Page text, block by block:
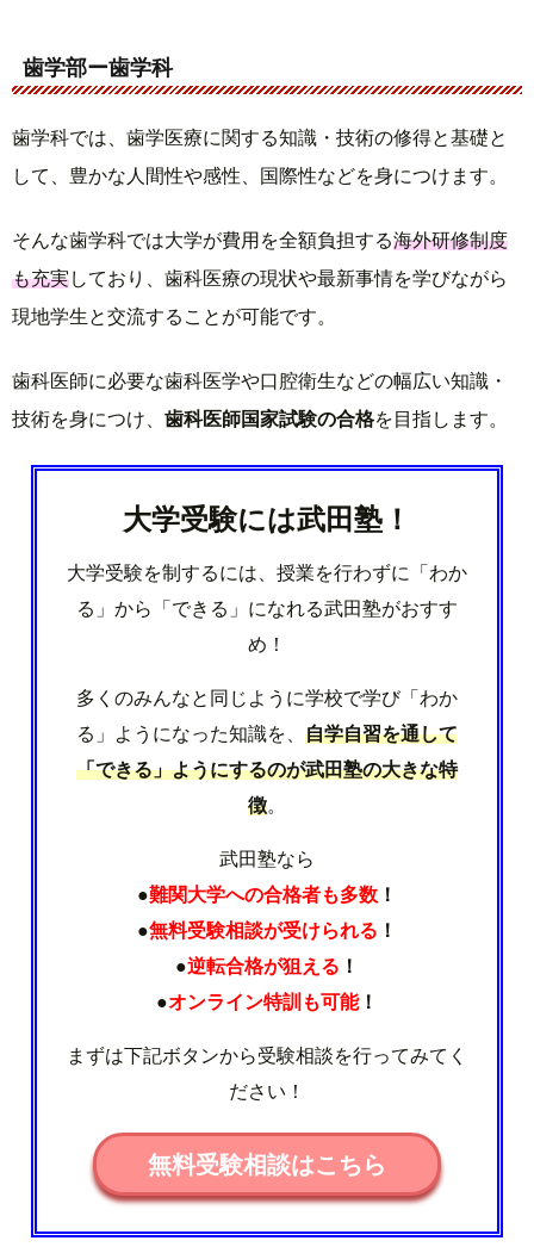
歯学部ー歯学科
歯学科では、歯学医療に関する知識・技術の修得と基礎と
して、豊かな人間性や感性、国際性などを身につけます。
そんな歯学科では大学が費用を全額負担する海外研修制度
も充実しており、歯科医療の現状や最新事情を学びながら
現地学生と交流することが可能です。
歯科医師に必要な歯科医学や口腔衛生などの幅広い知識・
技術を身につけ、 歯科医師国家試験の合格を目指します。
大学受験には武田塾！
大学受験を制するには、授業を行わずに「わか
る」から「できる」になれる武田塾がおすす
め！
多くのみんなと同じように学校で学び「わか
る」ようになった知識を、 自学自習を通して
「できる」ようにするのが武田塾の大きな特
徴
武田塾なら
●難関大学への合格者も多数 ！
●無料受験相談が受けられる ！
●逆転合格が狙える ！
●オンライン特訓も可能！
まずは下記ボタンから受験相談を行ってみてく
ださい！
無料受験相談はこちら